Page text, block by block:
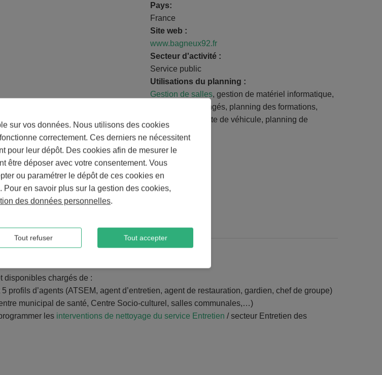
Pays:
France
Site web :
www.bagneux92.fr
Secteur d'activité :
Service public
Utilisations du planning :
Gestion de salles, gestion de matériel informatique,
planning des congés, planning des formations,
gestion d'une flotte de véhicule, planning de
l'entretien
disponibles chargés de :
5 profils d’agents (ATSEM, agent d’entretien, agent de restauration, gardien, chef de groupe)
municipal de santé, Centre Socio-culturel, salles communales,…)
les interventions de nettoyage du service Entretien / secteur Entretien des
sur vos données. Nous utilisons des cookies
correctement. Ces derniers ne nécessitent
pour leur dépôt. Des cookies afin de mesurer le
être déposer avec votre consentement. Vous
ou paramétrer le dépôt de ces cookies en
en savoir plus sur la gestion des cookies,
des données personnelles.
Tout refuser Tout accepter